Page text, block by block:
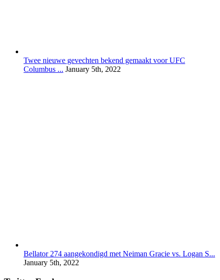
Twee nieuwe gevechten bekend gemaakt voor UFC
Columbus ... January 5th, 2022
Bellator 274 aangekondigd met Neiman Gracie vs. Logan S...
January 5th, 2022